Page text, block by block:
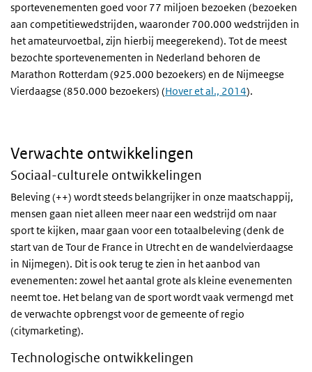
sportevenementen goed voor 77 miljoen bezoeken (bezoeken
aan competitiewedstrijden, waaronder 700.000 wedstrijden in
het amateurvoetbal, zijn hierbij meegerekend). Tot de meest
bezochte sportevenementen in Nederland behoren de
Marathon Rotterdam (925.000 bezoekers) en de Nijmeegse
Vierdaagse (850.000 bezoekers) (Hover et al., 2014).
Verwachte ontwikkelingen
Sociaal-culturele ontwikkelingen
Beleving (++) wordt steeds belangrijker in onze maatschappij,
mensen gaan niet alleen meer naar een wedstrijd om naar
sport te kijken, maar gaan voor een totaalbeleving (denk de
start van de Tour de France in Utrecht en de wandelvierdaagse
in Nijmegen). Dit is ook terug te zien in het aanbod van
evenementen: zowel het aantal grote als kleine evenementen
neemt toe. Het belang van de sport wordt vaak vermengd met
de verwachte opbrengst voor de gemeente of regio
(citymarketing).
Technologische ontwikkelingen